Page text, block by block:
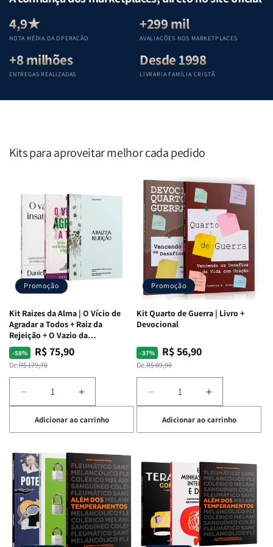
Equipe
Teológica
Penkal
Equipe
Penkal
Equipe
Teológica
Penkal
Equipe
4,9★
NOTA MÉDIA DA OPERAÇÃO
+299 mil
AVALIAÇÕES NOS MARKETPLACES
+8 milhões
ENTREGAS REALIZADAS
Desde 1998
LIVRARIA FAMÍLIA CRISTÃ
Kits para aproveitar melhor cada pedido
Promoção
Kit Raizes da Alma | O Vício de
Agradar a Todos + Raiz da
Rejeição + O Vazio da
Insatisfação.
-58%
Preço
normal
De:R$ 179,70
Preço
promocional
R$ 75,90
Diminuir
a
quantidade
de
Raizes
da
Alma
|
O
Vício
Aumentar
a
quantidade
de
Raizes
da
Alma
|
O
Vício
de
Adicionar ao carrinho
Promoção
Kit Quarto de Guerra | Livro +
Devocional
-37%
Preço
normal
De:R$ 89,90
Preço
promocional
R$ 56,90
Diminuir
a
quantidade
de
Quarto
de
Guerra
Livro
+
Devocional
Aumentar
a
quantidade
de
Quarto
de
Guerra
|
Livro
+
Devocional
Adicionar ao carrinho